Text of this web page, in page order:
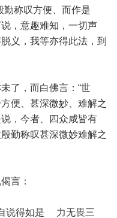
勤称叹方便、而作是
，意趣难知，一切声
义，我等亦得此法，到
了，而白佛言：“世
便、甚深微妙、难解之
，今者、四众咸皆有
勤称叹甚深微妙难解之
言：
说得如是 力无畏三